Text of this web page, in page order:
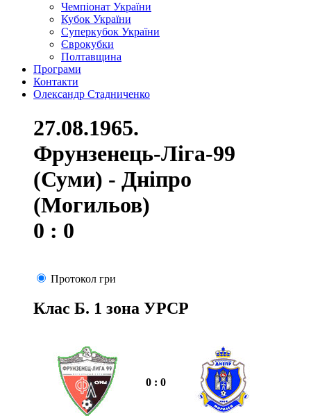
Чемпіонат України
Кубок України
Суперкубок України
Єврокубки
Полтавщина
Програми
Контакти
Олександр Стадниченко
27.08.1965.
Фрунзенець-Ліга-99
(Суми) - Дніпро
(Могильов)
0 : 0
Протокол гри
Клас Б. 1 зона УРСР
0 : 0